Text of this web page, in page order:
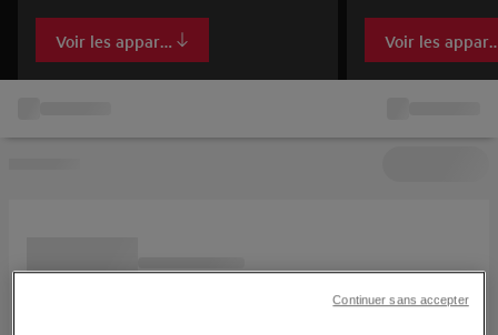
Voir les appareils Voir les
Continuer sans accepter